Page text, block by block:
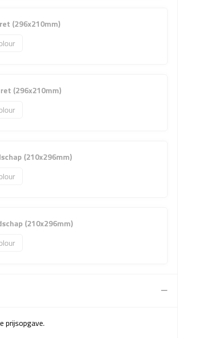
(296x210mm)
(296x210mm)
(210x296mm)
(210x296mm)
prijsopgave.